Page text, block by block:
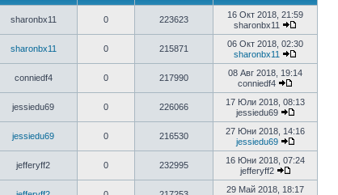
sharonbx11 0 223623
16 Окт 2018, 21:59
sharonbx11
sharonbx11 0 215871
06 Окт 2018, 02:30
sharonbx11
conniedf4 0 217990
08 Авг 2018, 19:14
conniedf4
jessiedu69 0 226066
17 Юли 2018, 08:13
jessiedu69
jessiedu69 0 216530
27 Юни 2018, 14:16
jessiedu69
jefferyff2 0 232995
16 Юни 2018, 07:24
jefferyff2
29 Май 2018, 18:17